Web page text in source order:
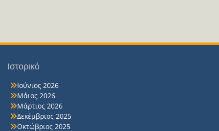
Ιστορικό
Ιούνιος 2026
Μάιος 2026
Μάρτιος 2026
Δεκέμβριος 2025
Οκτώβριος 2025